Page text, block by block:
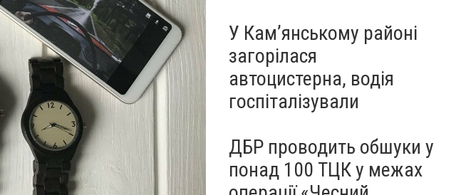
У Кам’янському районі
загорілася
автоцистерна, водія
госпіталізували
ДБР проводить обшуки у
понад 100 ТЦК у межах